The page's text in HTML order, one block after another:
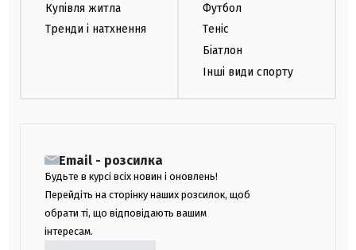
Купівля житла
Тренди і натхнення
Футбол
Теніс
Біатлон
Інші види спорту
Email - розсилка
Будьте в курсі всіх новин і оновлень!
Перейдіть на сторінку наших розсилок, щоб
обрати ті, що відповідають вашим
інтересам.